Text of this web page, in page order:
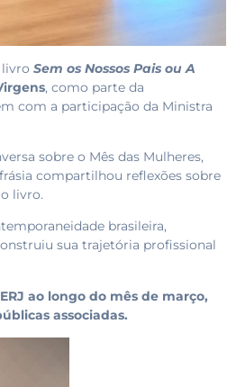
livro Sem os Nossos Pais ou A
, como parte da
com a participação da Ministra
sobre o Mês das Mulheres,
compartilhou reflexões sobre
livro.
brasileira,
sua trajetória profissional
ao longo do mês de março,
associadas.